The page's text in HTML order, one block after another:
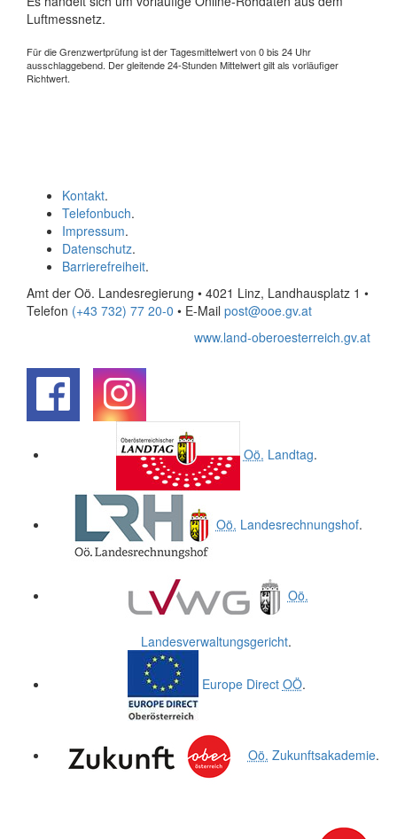
Luftmessnetz.
Für die Grenzwertprüfung ist der Tagesmittelwert von 0 bis 24 Uhr
ausschlaggebend. Der gleitende 24-Stunden Mittelwert gilt als vorläufiger
Richtwert.
Kontakt.
Telefonbuch.
Impressum.
Datenschutz.
Barrierefreiheit.
Amt der Oö. Landesregierung • 4021 Linz, Landhausplatz 1 •
Telefon (+43 732) 77 20-0 • E-Mail post@ooe.gv.at
www.land-oberoesterreich.gv.at
Oö. Landtag.
Oö. Landesrechnungshof.
Oö.
Landesverwaltungsgericht.
Europe Direct OÖ.
Oö. Zukunftsakademie.